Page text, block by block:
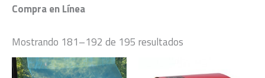
Compra en Línea
Mostrando 181–192 de 195 resultados